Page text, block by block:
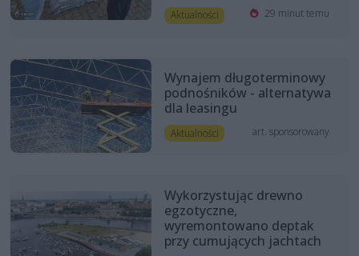
Aktualności 29 minut temu
Wynajem długoterminowy
podnośników - alternatywa
dla leasingu
Aktualności art. sponsorowany
Wykorzystując drewno
egzotyczne,
wyremontowano deptak
przy cumujących jachtach